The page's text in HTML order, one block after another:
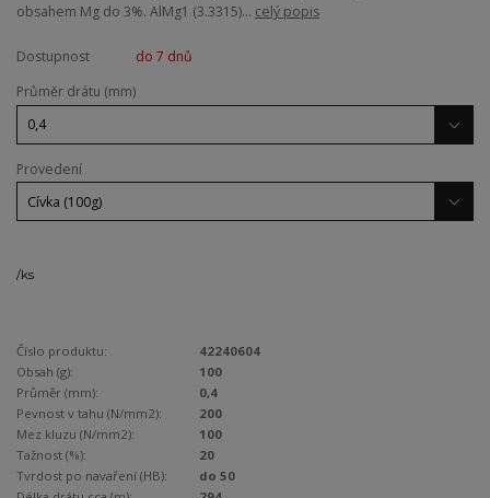
obsahem Mg do 3%. AlMg1 (3.3315)... celý popis
Dostupnost
do 7 dnů
Průměr drátu (mm)
Provedení
/ks
Číslo produktu:
42240604
Obsah (g):
100
Průměr (mm):
0,4
Pevnost v tahu (N/mm2):
200
Mez kluzu (N/mm2):
100
Tažnost (%):
20
Tvrdost po navaření (HB):
do 50